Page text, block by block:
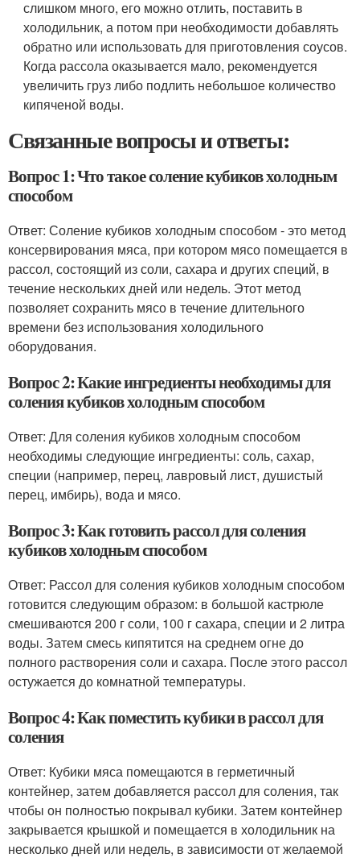
слишком много, его можно отлить, поставить в
холодильник, а потом при необходимости добавлять
обратно или использовать для приготовления соусов.
Когда рассола оказывается мало, рекомендуется
увеличить груз либо подлить небольшое количество
кипяченой воды.
Связанные вопросы и ответы:
Вопрос 1: Что такое соление кубиков холодным
способом
Ответ: Соление кубиков холодным способом - это метод
консервирования мяса, при котором мясо помещается в
рассол, состоящий из соли, сахара и других специй, в
течение нескольких дней или недель. Этот метод
позволяет сохранить мясо в течение длительного
времени без использования холодильного
оборудования.
Вопрос 2: Какие ингредиенты необходимы для
соления кубиков холодным способом
Ответ: Для соления кубиков холодным способом
необходимы следующие ингредиенты: соль, сахар,
специи (например, перец, лавровый лист, душистый
перец, имбирь), вода и мясо.
Вопрос 3: Как готовить рассол для соления
кубиков холодным способом
Ответ: Рассол для соления кубиков холодным способом
готовится следующим образом: в большой кастрюле
смешиваются 200 г соли, 100 г сахара, специи и 2 литра
воды. Затем смесь кипятится на среднем огне до
полного растворения соли и сахара. После этого рассол
остужается до комнатной температуры.
Вопрос 4: Как поместить кубики в рассол для
соления
Ответ: Кубики мяса помещаются в герметичный
контейнер, затем добавляется рассол для соления, так
чтобы он полностью покрывал кубики. Затем контейнер
закрывается крышкой и помещается в холодильник на
несколько дней или недель, в зависимости от желаемой